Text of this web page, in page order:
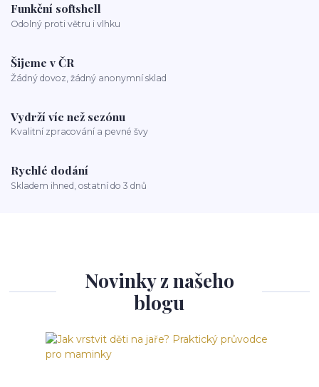
Funkční softshell
Odolný proti větru i vlhku
Šijeme v ČR
Žádný dovoz, žádný anonymní sklad
Vydrží víc než sezónu
Kvalitní zpracování a pevné švy
Rychlé dodání
Skladem ihned, ostatní do 3 dnů
Novinky z našeho
blogu